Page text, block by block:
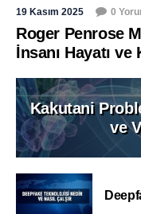
19 Kasım 2025 0
Roger Penrose
İnsanı Hayatı ve
Kakutani
ve